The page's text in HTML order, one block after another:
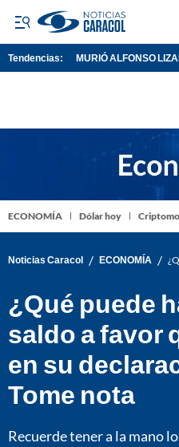
Tendencias: MURIÓ ALFONSO
ECONOMÍA Dólar hoy
Noticias Caracol / ECONOMÍA /
¿Qué puede
saldo a favor
en su
Tome nota
Recuerde tener a la mano